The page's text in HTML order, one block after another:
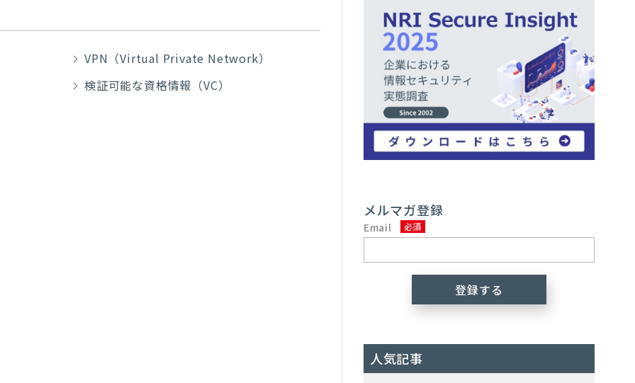
VPN（Virtual Private Network）
検証可能な資格情報（VC）
メルマガ登録
Email
人気記事